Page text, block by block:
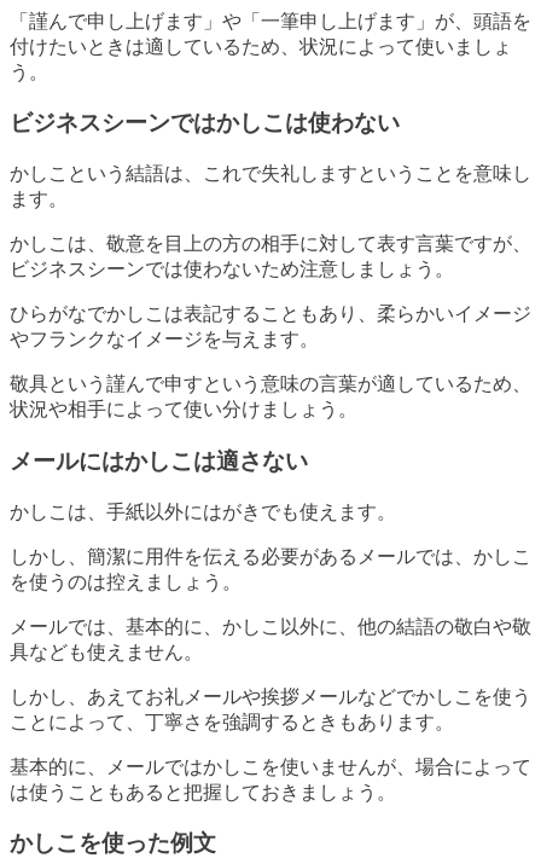
「謹んで申し上げます」や「一筆申し上げます」が、頭語を
付けたいときは適しているため、状況によって使いましょ
う。
ビジネスシーンではかしこは使わない
かしこという結語は、これで失礼しますということを意味し
ます。
かしこは、敬意を目上の方の相手に対して表す言葉ですが、
ビジネスシーンでは使わないため注意しましょう。
ひらがなでかしこは表記することもあり、柔らかいイメージ
やフランクなイメージを与えます。
敬具という謹んで申すという意味の言葉が適しているため、
状況や相手によって使い分けましょう。
メールにはかしこは適さない
かしこは、手紙以外にはがきでも使えます。
しかし、簡潔に用件を伝える必要があるメールでは、かしこ
を使うのは控えましょう。
メールでは、基本的に、かしこ以外に、他の結語の敬白や敬
具なども使えません。
しかし、あえてお礼メールや挨拶メールなどでかしこを使う
ことによって、丁寧さを強調するときもあります。
基本的に、メールではかしこを使いませんが、場合によって
は使うこともあると把握しておきましょう。
かしこを使った例文